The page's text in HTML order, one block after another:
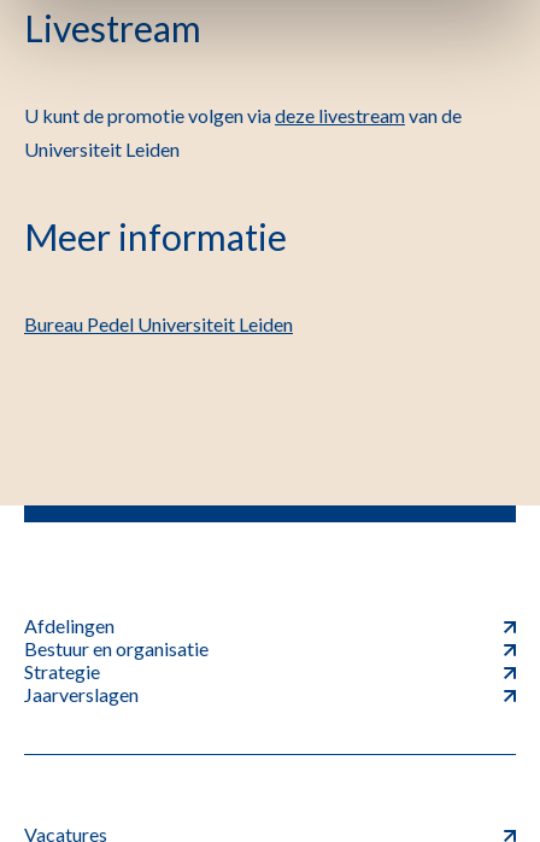
Livestream
U kunt de promotie volgen viadeze livestreamvan de
Universiteit Leiden
Meer informatie
Bureau Pedel Universiteit Leiden
Afdelingen
Bestuur en organisatie
Strategie
Jaarverslagen
Vacatures